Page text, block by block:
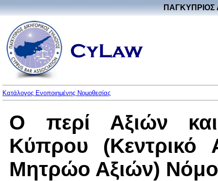
ΠΑΓΚΥΠΡΙΟΣ
Κατάλογος Ενοποιημένης Νομοθεσίας
Ο περί Αξιών και
Κύπρου (Κεντρικό
Μητρώο Αξιών)